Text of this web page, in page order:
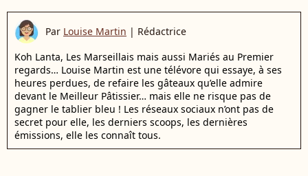
Par Louise Martin | Rédactrice
Koh Lanta, Les Marseillais mais aussi Mariés au Premier
regards… Louise Martin est une télévore qui essaye, à ses
heures perdues, de refaire les gâteaux qu’elle admire
devant le Meilleur Pâtissier… mais elle ne risque pas de
gagner le tablier bleu ! Les réseaux sociaux n’ont pas de
secret pour elle, les derniers scoops, les dernières
émissions, elle les connaît tous.